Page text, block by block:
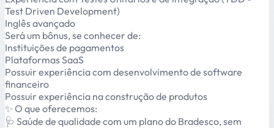
Test Driven Development)
Inglês avançado
Será um bônus, se conhecer de:
Instituições de pagamentos
Plataformas SaaS
Possuir experiência com desenvolvimento de software
financeiro
Possuir experiência na construção de produtos
✨ O que oferecemos:
🩺 Saúde de qualidade com um plano do Bradesco, sem